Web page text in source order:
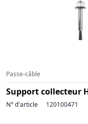
Passe-câble
Support collecteur
N° d'article 120100471